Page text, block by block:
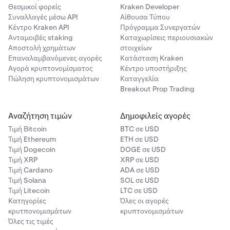
✅
The Graph (GRT)
✅
Hyperliquid (HYPE)
✅
✅
Injective (INJ)
✅
Επίπεδο 3 5-50 εκατομμύρια $ 10%
Επίπεδο 4
εκατομμύρια $
Κατηγορία
Πάνω από
0%
Παράδειγμα:
Αν έχετε80 ETH 1.000 SOLσε bonded staking
(ενδεικτική συνολική αξία περιουσιακών στοιχείων
εκατομμυρίων $
κατά την πληρωμή), το συνολικό σας
υπόλοιπο σάς κατατάσσει στη βαθμίδα προμηθειών
20%. Αν υποθέσουμε ότι αυτήν την εβδομάδα
0,08 ETH και 1,0 SOL
σε ανταμοιβές δικτύου (αξίας
περίπου1.450 $
κατά την πληρωμή), η Kraken διατηρεί
το20% της ανταμοιβής κάθε περιουσιακού στοιχείου,
0,016 ETHκαι
Διατηρείτε την κυριότητα κάθε επιλέξιμου περιουσιακού
στοιχείου με staking, ενώ τα εν λόγω περιουσιακά
στοιχεία παραμένουν δικά σας κατά τη διάρκεια του
Staking. Ωστόσο, ενδέχεται να επηρεαστείτε από τις
περιόδους δέσμευσης εάν θέλετε να καταργήσετε το
staking των περιουσιακών στοιχείων στα οποία έχετε
κάνει staking χρησιμοποιώντας την επιλογή bonded
Θεσμικοί φορείς
Συναλλαγές μέσω API
Κέντρο Kraken API
Ανταμοιβές staking
Αποστολή χρημάτων
Επαναλαμβανόμενες αγορές
Αγορά κρυπτονομίσματος
Πώληση κρυπτονομισμάτων
Kraken Developer
Αίθουσα Τύπου
Πρόγραμμα Συνεργατών
Καταχωρίσεις περιουσιακών
στοιχείων
Κατάσταση Kraken
Κέντρο υποστήριξης
Καταγγελία
Breakout Prop Trading
Αναζήτηση τιμών
Τιμή Βitcoin
Τιμή Ethereum
Τιμή Dogecoin
Τιμή XRP
Τιμή Cardano
Τιμή Solana
Τιμή Litecoin
Κατηγορίες
κρυτπονομισμάτων
Όλες τις τιμές
Δημοφιλείς αγορές
BTC σε USD
ETH σε USD
DOGE σε USD
XRP σε USD
ADA σε USD
SOL σε USD
LTC σε USD
Όλες οι αγορές
κρυπτονομισμάτων